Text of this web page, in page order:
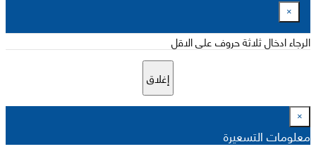
×
الرجاء ادخال ثلاثة حروف على الاقل
إغلاق
×
معلومات التسعيرة